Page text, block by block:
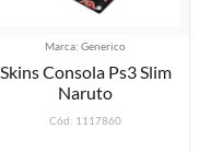
Marca: Generico
Skins Consola Ps3 Slim
Naruto
Cód: 1117860